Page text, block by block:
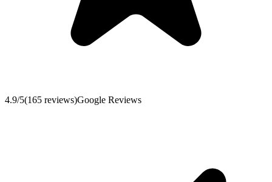
4.9/5(165 reviews)Google Reviews